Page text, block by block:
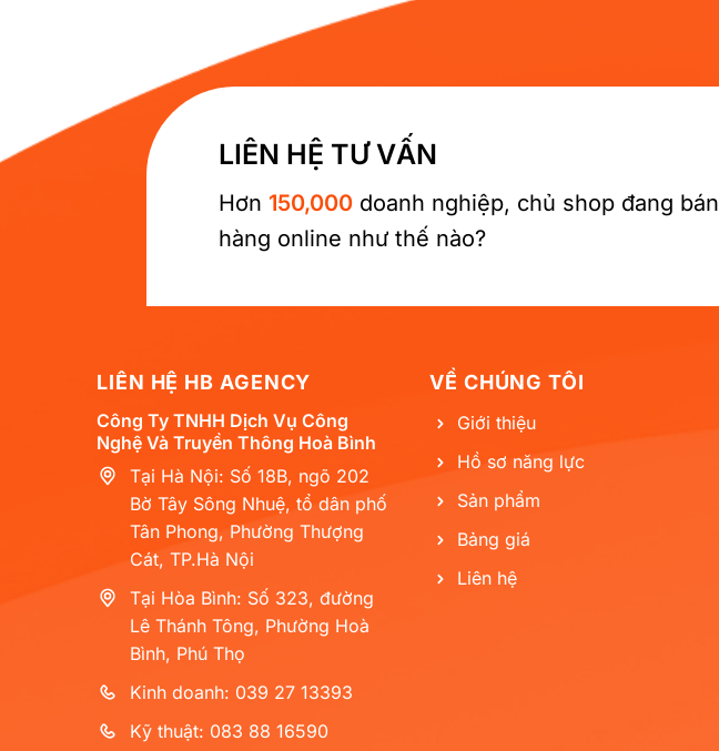
LIÊN HỆ TƯ VẤN
Hơn 150,000 doanh nghiệp, chủ shop đang bán
hàng online như thế nào?
LIÊN HỆ HB AGENCY
Công Ty TNHH Dịch Vụ Công
Nghệ Và Truyền Thông Hoà Bình
Tại Hà Nội: Số 18B, ngõ 202
Bờ Tây Sông Nhuệ, tổ dân phố
Tân Phong, Phường Thượng
Cát, TP.Hà Nội
Tại Hòa Bình: Số 323, đường
Lê Thánh Tông, Phường Hoà
Bình, Phú Thọ
Kinh doanh: 039 27 13393
Kỹ thuật: 083 88 16590
VỀ CHÚNG TÔI
Giới thiệu
Hồ sơ năng lực
Sản phẩm
Bảng giá
Liên hệ